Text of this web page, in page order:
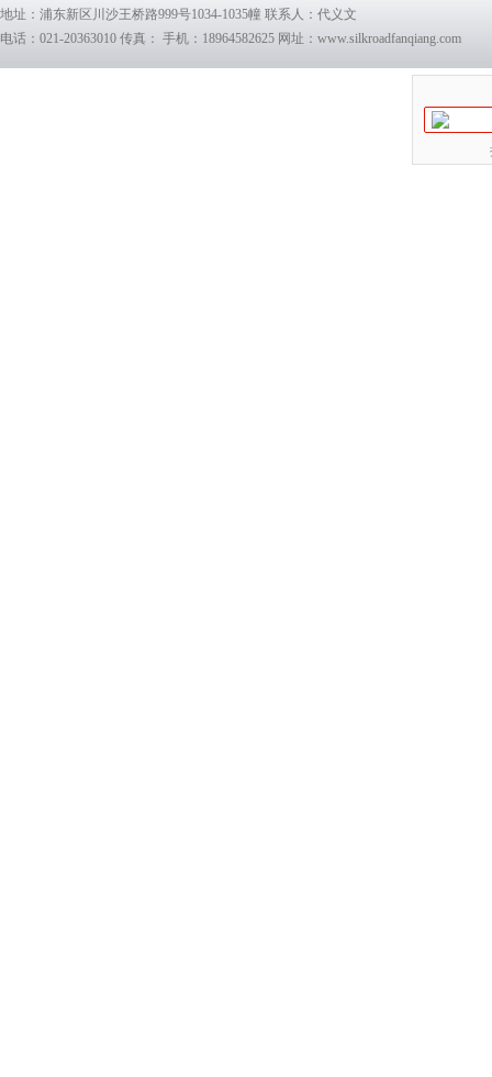
地址：浦东新区川沙王桥路999号1034-1035幢 联系人：代义文
电话：021-20363010 传真： 手机：18964582625 网址：www.silkroadfanqiang.com